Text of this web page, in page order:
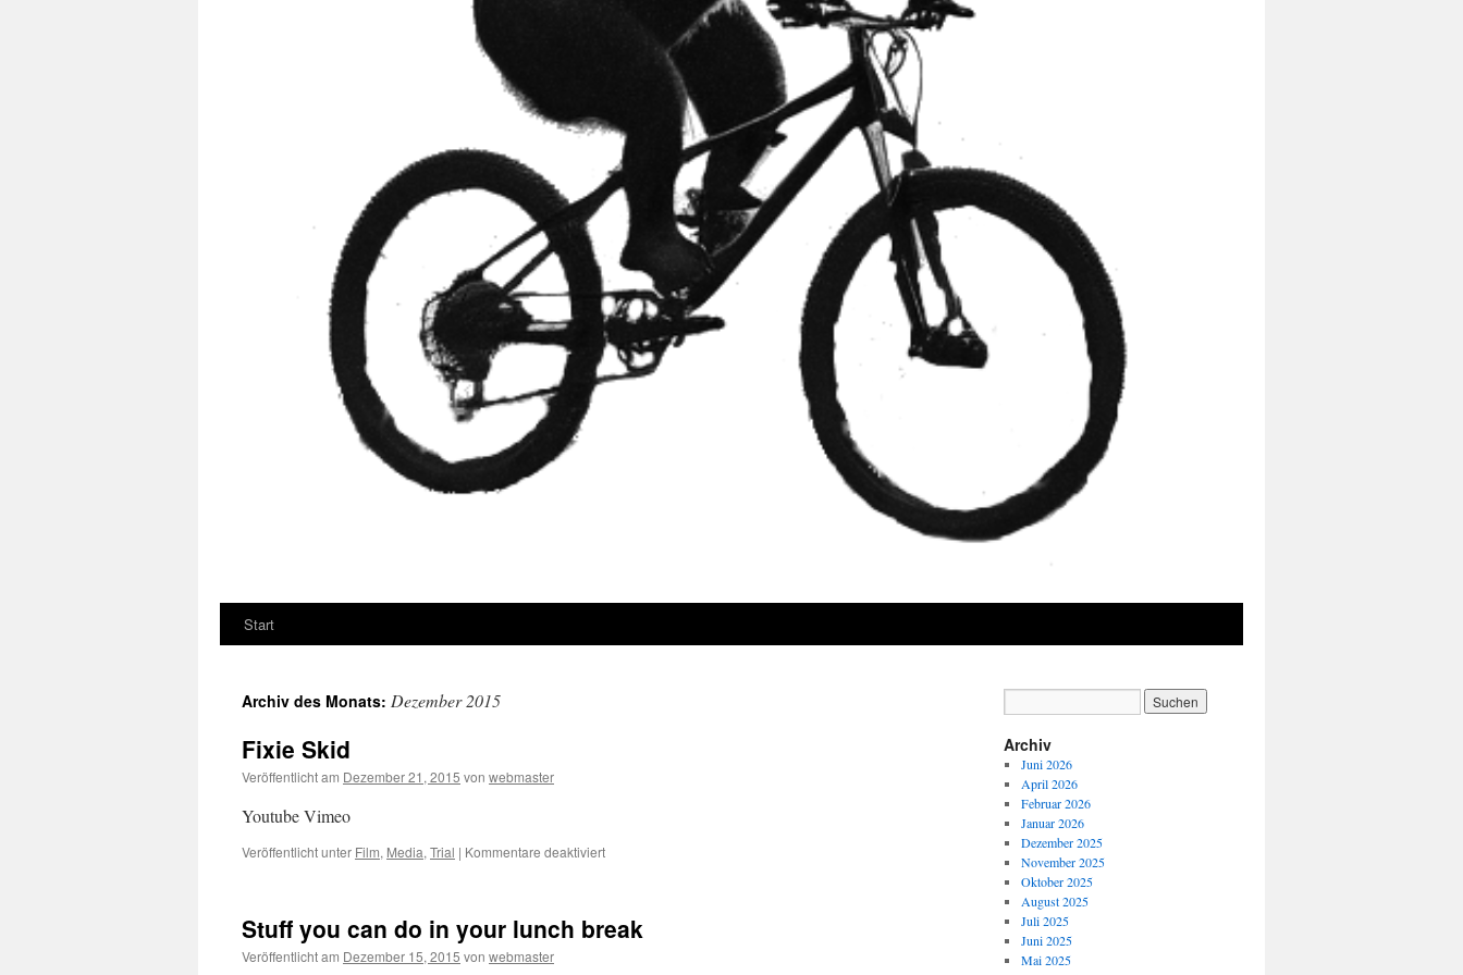
Start
Archiv des Monats: Dezember 2015
Fixie Skid
Veröffentlicht am Dezember 21, 2015 von webmaster
Youtube Vimeo
Veröffentlicht unter Film, Media, Trial | Kommentare deaktiviertfür
Stuff you can do in your lunch break
Veröffentlicht am Dezember 15, 2015 von webmaster
Archiv
Juni 2026
April 2026
Februar 2026
Januar 2026
Dezember 2025
November 2025
Oktober 2025
August 2025
Juli 2025
Juni 2025
Mai 2025